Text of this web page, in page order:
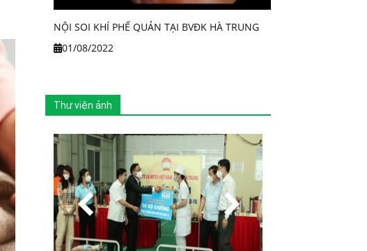
NỘI SOI KHÍ PHẾ QUẢN TẠI BVĐK HÀ TRUNG
01/08/2022
Thư viện ảnh